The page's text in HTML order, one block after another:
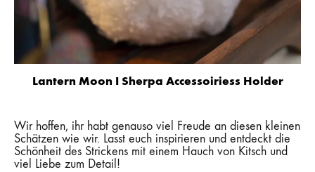
Lantern Moon I Sherpa Accessoiriess Holder
Wir hoffen, ihr habt genauso viel Freude an diesen kleinen
Schätzen wie wir. Lasst euch inspirieren und entdeckt die
Schönheit des Strickens mit einem Hauch von Kitsch und
viel Liebe zum Detail!